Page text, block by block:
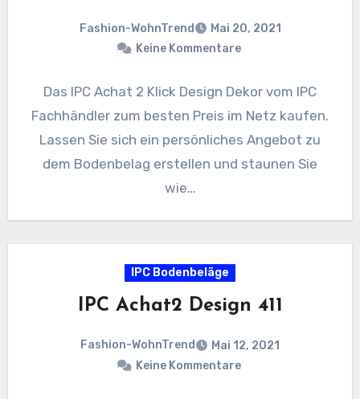
Fashion-WohnTrend
Mai 20, 2021
Keine Kommentare
Das IPC Achat 2 Klick Design Dekor vom IPC
Fachhändler zum besten Preis im Netz kaufen.
Lassen Sie sich ein persönliches Angebot zu
dem Bodenbelag erstellen und staunen Sie
wie…
IPC Bodenbeläge
IPC Achat2 Design 411
Fashion-WohnTrend
Mai 12, 2021
Keine Kommentare